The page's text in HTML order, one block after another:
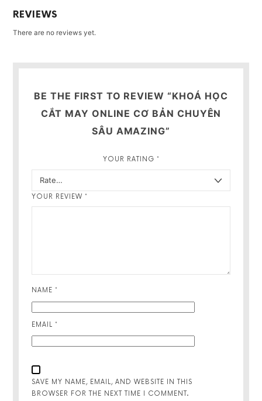
REVIEWS
There are no reviews yet.
BE THE FIRST TO REVIEW “KHOÁ HỌC
CẮT MAY ONLINE CƠ BẢN CHUYÊN
SÂU AMAZING”
YOUR RATING *
YOUR REVIEW*
NAME*
EMAIL*
SAVE MY NAME, EMAIL, AND WEBSITE IN THIS
BROWSER FOR THE NEXT TIME I COMMENT.